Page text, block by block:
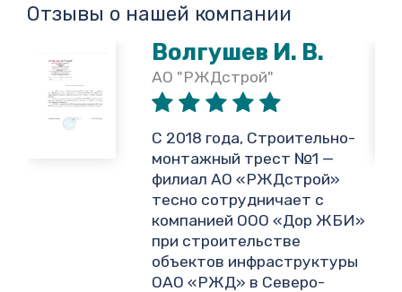
Отзывы о нашей компании
Волгушев И. В.
АО "РЖДстрой"
С 2018 года, Строительно-
монтажный трест №1 —
филиал АО «РЖДстрой»
тесно сотрудничает с
компанией ООО «Дор ЖБИ»
при строительстве
объектов инфраструктуры
ОАО «РЖД» в Северо-